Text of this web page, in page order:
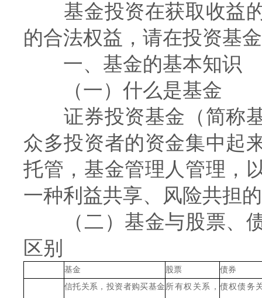
基金投资在获取收益的
的合法权益，请在投资基
一、基金的基本知识
（一）什么是基金
证券投资基金（简称基
众多投资者的资金集中起
托管，基金管理人管理，
一种利益共享、风险共担
（二）基金与股票、债
区别
基金 股票 债券
信托关系，投资者购买基金 所有权关系， 债权债务